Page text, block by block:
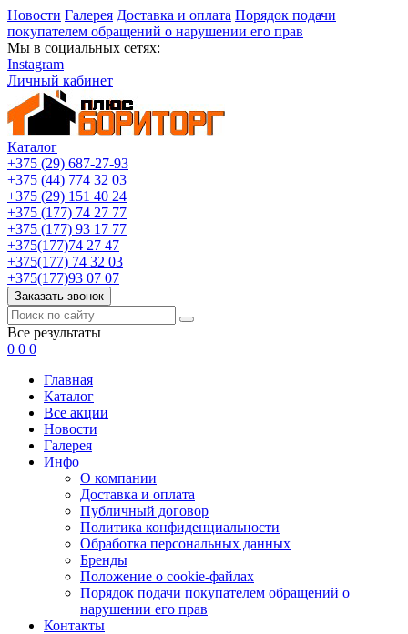
Новости Галерея Доставка и оплата Порядок подачи
покупателем обращений о нарушении его прав
Мы в социальных сетях:
Instagram
Личный кабинет
Каталог
+375 (29) 687-27-93
+375 (44) 774 32 03
+375 (29) 151 40 24
+375 (177) 74 27 77
+375 (177) 93 17 77
+375(177)74 27 47
+375(177) 74 32 03
+375(177)93 07 07
Заказать звонок
Все результаты
0 0 0
Главная
Каталог
Все акции
Новости
Галерея
Инфо
О компании
Доставка и оплата
Публичный договор
Политика конфиденциальности
Обработка персональных данных
Бренды
Положение о cookie-файлах
Порядок подачи покупателем обращений о
нарушении его прав
Контакты